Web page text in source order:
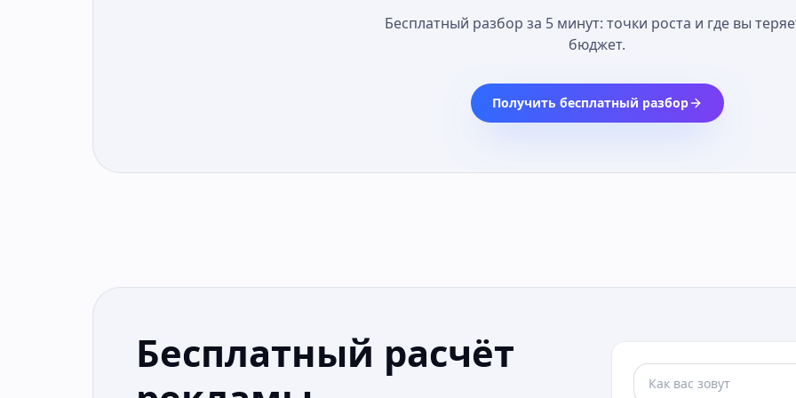
Бесплатный разбор за 5 минут: точки роста и где вы
бюджет.
Получить бесплатный разбор
Бесплатный расчёт